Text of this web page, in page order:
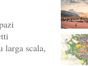
larga scala,